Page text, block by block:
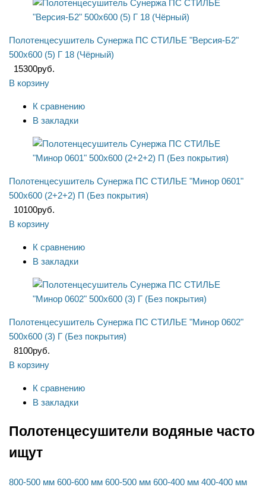
Полотенцесушитель Сунержа ПС СТИЛЬЕ "Версия-Б2"
500х600 (5) Г 18 (Чёрный)
15300руб.
В корзину
К сравнению
В закладки
Полотенцесушитель Сунержа ПС СТИЛЬЕ "Минор 0601"
500х600 (2+2+2) П (Без покрытия)
10100руб.
В корзину
К сравнению
В закладки
Полотенцесушитель Сунержа ПС СТИЛЬЕ "Минор 0602"
500х600 (3) Г (Без покрытия)
8100руб.
В корзину
К сравнению
В закладки
Полотенцесушители водяные часто
ищут
800-500 мм 600-600 мм 600-500 мм 600-400 мм 400-400 мм